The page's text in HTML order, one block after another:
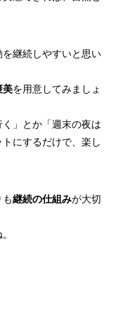
継続しやすいと思い
美を用意してみましょ
く」とか「週末の夜は
にするだけで、楽し
継続の仕組みが大切